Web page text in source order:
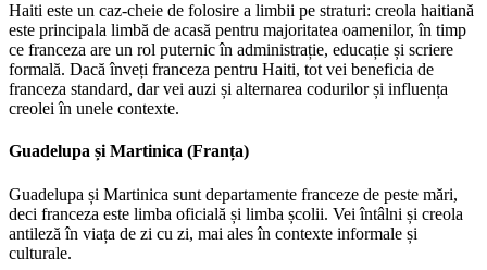
Haiti este un caz-cheie de folosire a limbii pe straturi: creola haitiană
este principala limbă de acasă pentru majoritatea oamenilor, în timp
ce franceza are un rol puternic în administrație, educație și scriere
formală. Dacă înveți franceza pentru Haiti, tot vei beneficia de
franceza standard, dar vei auzi și alternarea codurilor și influența
creolei în unele contexte.
Guadelupa și Martinica (Franța)
Guadelupa și Martinica sunt departamente franceze de peste mări,
deci franceza este limba oficială și limba școlii. Vei întâlni și creola
antileză în viața de zi cu zi, mai ales în contexte informale și
culturale.